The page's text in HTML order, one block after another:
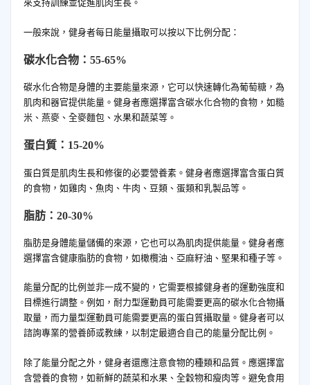
一般來說，健身者每日能量攝取可以按以下比例分配：
碳水化合物：55-65%
碳水化合物是身體的主要能量來源，它可以快速轉化為葡萄糖，為
肌肉和器官提供能量。健身者應選擇富含碳水化合物的食物，如糙
米、燕麥、全麥麵包、水果和蔬菜等。
蛋白質：15-20%
蛋白質是肌肉生長和修復的必要營養素。健身者應選擇富含蛋白質
的食物，如雞肉、魚肉、牛肉、豆類、蛋類和乳製品等。
脂肪：20-30%
脂肪是身體能量儲備的來源，它也可以為肌肉提供能量。健身者應
選擇富含健康脂肪的食物，如橄欖油、亞麻籽油、堅果和種子等。
能量分配的比例並非一成不變的，它需要根據健身者的運動強度和
目標進行調整。例如，耐力型運動員可能需要更高的碳水化合物攝
取量，而力量型運動員可能需要更高的蛋白質攝取量。健身者可以
諮詢專業的營養師或教練，以制定最適合自己的能量分配比例。
除了能量分配之外，健身者還應注意食物的種類和品質。應選擇富
含營養的食物，如新鮮的蔬菜和水果、全穀物和瘦肉等。避免食用